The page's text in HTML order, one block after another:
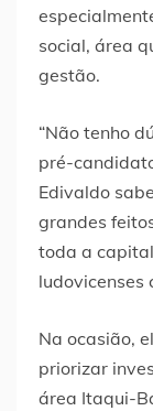
social, área
gestão.
“Não tenho
pré-
Edivaldo
grandes
toda a
ludovicenses
Na ocasião,
priorizar
área Itaqui-